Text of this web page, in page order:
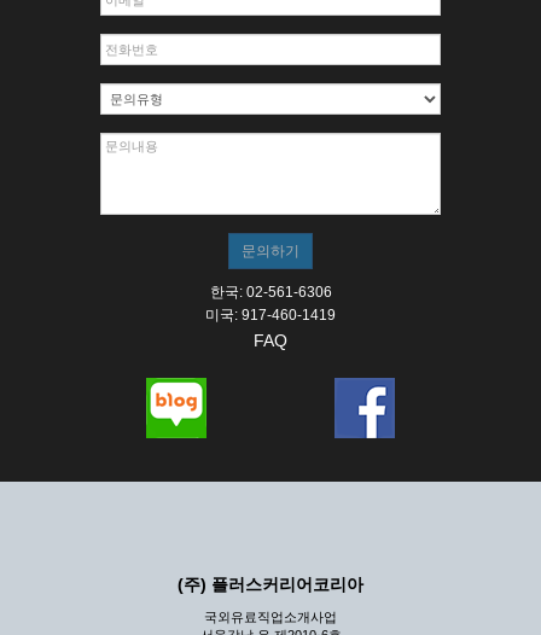
한국: 02-561-6306
미국: 917-460-1419
FAQ
(주) 플러스커리어코리아
국외유료직업소개사업